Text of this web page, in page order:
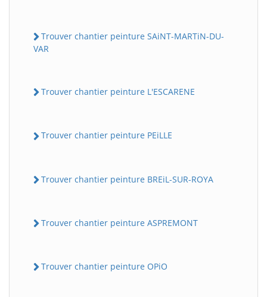
Trouver chantier peinture SAiNT-MARTiN-DU-
VAR
Trouver chantier peinture L'ESCARENE
Trouver chantier peinture PEiLLE
Trouver chantier peinture BREiL-SUR-ROYA
Trouver chantier peinture ASPREMONT
Trouver chantier peinture OPiO